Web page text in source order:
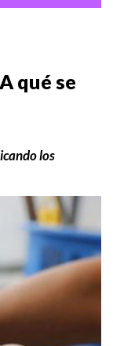
qué se
los